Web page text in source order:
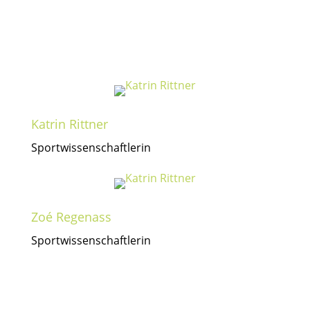
Katrin Rittner
Sportwissenschaftlerin
Zoé Regenass
Sportwissenschaftlerin